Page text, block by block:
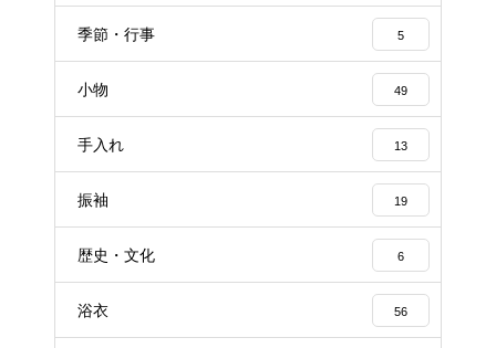
季節・行事 5
小物 49
手入れ 13
振袖 19
歴史・文化 6
浴衣 56